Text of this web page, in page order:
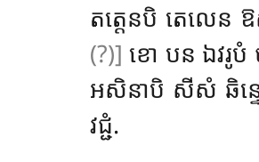
តត្តេនបិ តេលេន
(?)] ខោ បន ឯវរូបំ
អសិនាបិ សីសំ ឆិន្ទេ
វជ្ជំ.